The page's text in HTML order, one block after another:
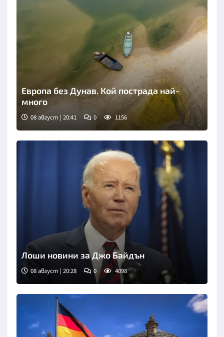
Европа без Дунав. Кой пострада най-
много
08 август | 20:41 0 1156
Лоши новини за Джо Байдън
08 август | 20:28 0 4098